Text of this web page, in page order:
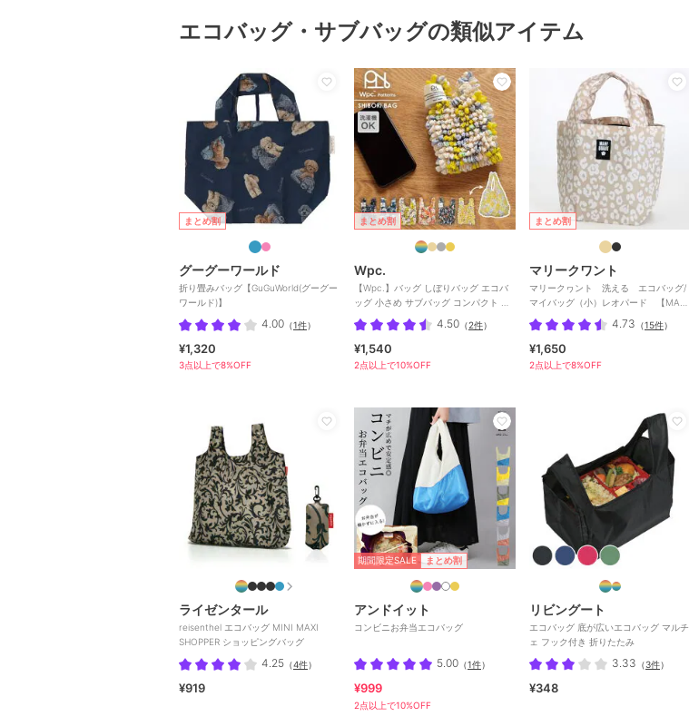
エコバッグ・サブバッグの類似アイテム
まとめ割
グーグーワールド
折り畳みバッグ【GuGuWorld(グーグー
ワールド)】
4.00 （1件）
¥1,320
3点以上で8%OFF
まとめ割
Wpc.
【Wpc.】バッグ しぼりバッグ エコバ
ッグ 小さめ サブバッグ コンパクト 洗
濯可能 レディース 4.50 （2件）
¥1,540
2点以上で10%OFF
まとめ割
マリークワント
マリークヮント 洗える エコバッグ/
マイバッグ（小）レオパード 【MARY
QUANT】
4.73 （15件）
¥1,650
2点以上で8%OFF
ライゼンタール
reisenthel エコバッグ MINI MAXI
SHOPPER ショッピングバッグ
4.25 （4件）
¥919
期間限定SALE まとめ割
アンドイット
コンビニお弁当エコバッグ
5.00 （1件）
¥999
2点以上で10%OFF
リビングート
エコバッグ 底が広いエコバッグ マルチ
ェ フック付き 折りたたみ
3.33 （3件）
¥348